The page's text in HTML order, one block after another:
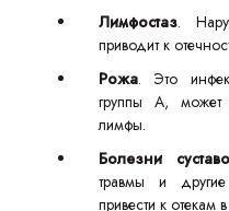
Лимфостаз.
приводит к
Рожа. Это
группы A, может
лимфы.
Болезни
травмы и
привести к отекам